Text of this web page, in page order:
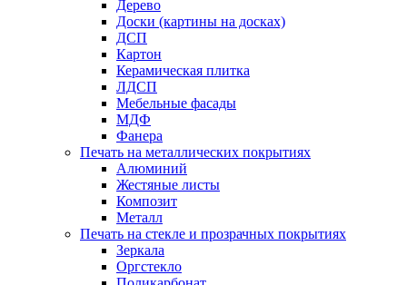
Дерево
Доски (картины на досках)
ДСП
Картон
Керамическая плитка
ЛДСП
Мебельные фасады
МДФ
Фанера
Печать на металлических покрытиях
Алюминий
Жестяные листы
Композит
Металл
Печать на стекле и прозрачных покрытиях
Зеркала
Оргстекло